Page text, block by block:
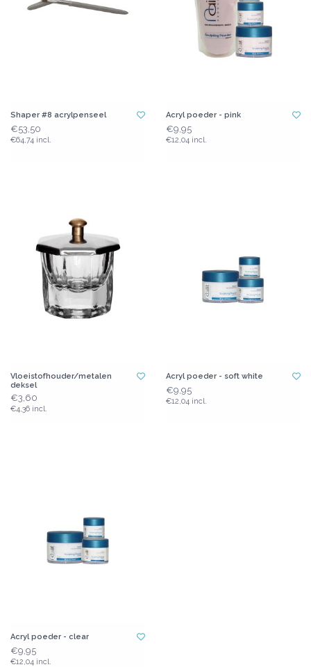
Shaper #8 acrylpenseel
€53,50
€64,74 incl.
Acryl poeder - pink
€9,95
€12,04 incl.
Vloeistofhouder/metalen
deksel
€3,60
€4,36 incl.
Acryl poeder - soft white
€9,95
€12,04 incl.
Acryl poeder - clear
€9,95
€12,04 incl.